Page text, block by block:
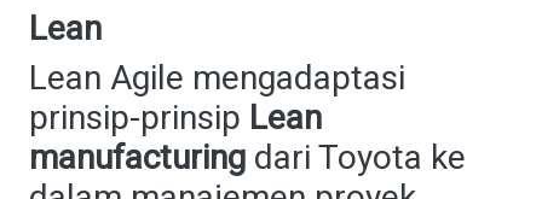
Lean
Lean Agile mengadaptasi
prinsip-prinsip Lean
manufacturing dari Toyota ke